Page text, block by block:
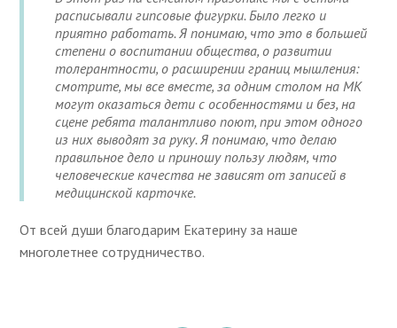
расписывали гипсовые фигурки. Было легко и
приятно работать. Я понимаю, что это в большей
степени о воспитании общества, о развитии
толерантности, о расширении границ мышления:
смотрите, мы все вместе, за одним столом на МК
могут оказаться дети с особенностями и без, на
сцене ребята талантливо поют, при этом одного
из них выводят за руку. Я понимаю, что делаю
правильное дело и приношу пользу людям, что
человеческие качества не зависят от записей в
медицинской карточке.
От всей души благодарим Екатерину за наше
многолетнее сотрудничество.